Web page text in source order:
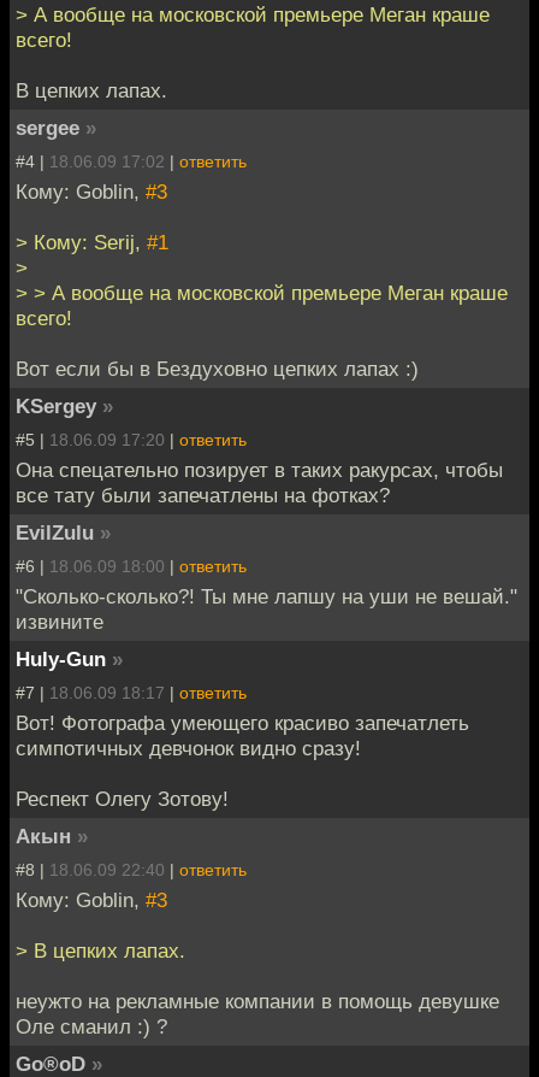
> А вообще на московской премьере Меган краше
всего!
В цепких лапах.
sergee »
#4 | 18.06.09 17:02 | ответить
Кому: Goblin, #3
> Кому: Serij, #1
>
> > А вообще на московской премьере Меган краше
всего!
Вот если бы в Бездуховно цепких лапах :)
KSergey »
#5 | 18.06.09 17:20 | ответить
Она спецательно позирует в таких ракурсах, чтобы
все тату были запечатлены на фотках?
EvilZulu »
#6 | 18.06.09 18:00 | ответить
"Сколько-сколько?! Ты мне лапшу на уши не вешай."
извините
Huly-Gun »
#7 | 18.06.09 18:17 | ответить
Вот! Фотографа умеющего красиво запечатлеть
симпотичных девчонок видно сразу!
Респект Олегу Зотову!
Акын »
#8 | 18.06.09 22:40 | ответить
Кому: Goblin, #3
> В цепких лапах.
неужто на рекламные компании в помощь девушке
Оле сманил :) ?
Go®oD »